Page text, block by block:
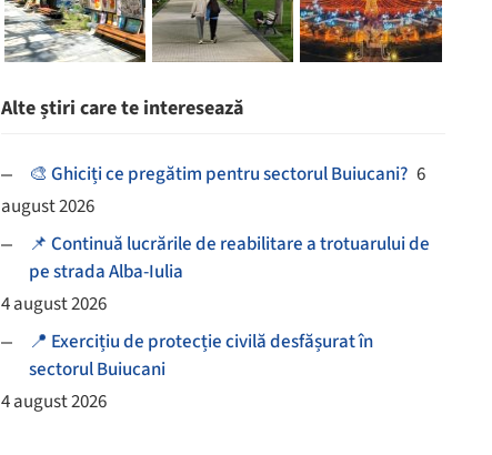
Alte știri care te interesează
🎨 Ghiciți ce pregătim pentru sectorul Buiucani? 6
august 2026
📌 Continuă lucrările de reabilitare a trotuarului de
pe strada Alba-Iulia
4 august 2026
📍 Exercițiu de protecție civilă desfășurat în
sectorul Buiucani
4 august 2026